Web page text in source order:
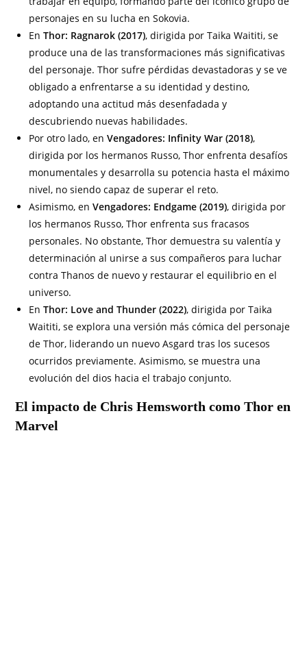
personajes en su lucha en Sokovia.
EnThor: Ragnarok (2017), dirigida por Taika Waititi, se
produce una de las transformaciones más significativas
del personaje. Thor sufre pérdidas devastadoras y se ve
obligado a enfrentarse a su identidad y destino,
adoptando una actitud más desenfadada y
descubriendo nuevas habilidades.
Por otro lado, enVengadores: Infinity War (2018),
dirigida por los hermanos Russo, Thor enfrenta desafíos
monumentales y desarrolla su potencia hasta el máximo
nivel, no siendo capaz de superar el reto.
Asimismo, enVengadores: Endgame (2019), dirigida por
los hermanos Russo, Thor enfrenta sus fracasos
personales. No obstante, Thor demuestra su valentía y
determinación al unirse a sus compañeros para luchar
contra Thanos de nuevo y restaurar el equilibrio en el
universo.
En Thor: Love and Thunder (2022), dirigida por Taika
Waititi, se explora una versión más cómica del personaje
de Thor, liderando un nuevo Asgard tras los sucesos
ocurridos previamente. Asimismo, se muestra una
evolución del dios hacia el trabajo conjunto.
El impacto de Chris Hemsworth como Thor en
Marvel